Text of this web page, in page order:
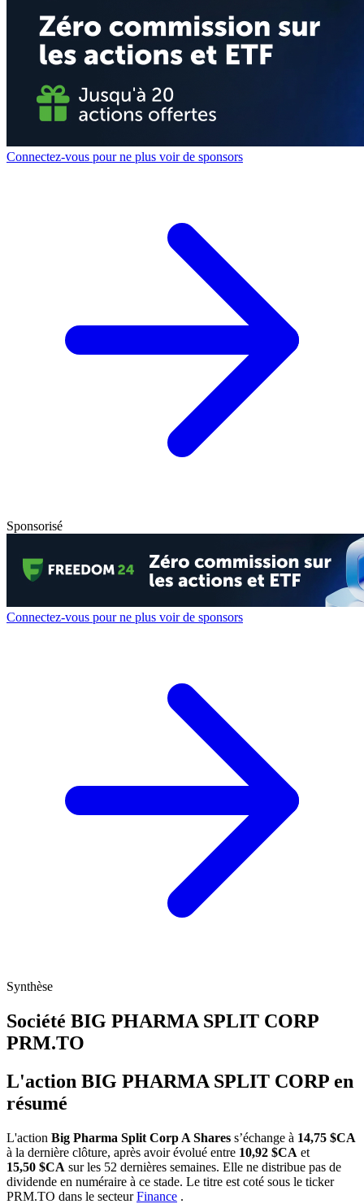
Connectez-vous pour ne plus voir de sponsors
Sponsorisé
Connectez-vous pour ne plus voir de sponsors
Synthèse
Société BIG PHARMA SPLIT CORP
PRM.TO
L'action BIG PHARMA SPLIT CORP en
résumé
L'action Big Pharma Split Corp A Shares s’échange à 14,75 $CA
à la dernière clôture, après avoir évolué entre 10,92 $CA et
15,50 $CA sur les 52 dernières semaines. Elle ne distribue pas de
dividende en numéraire à ce stade. Le titre est coté sous le ticker
PRM.TO dans le secteurFinance .